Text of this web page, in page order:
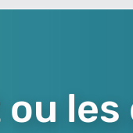
les